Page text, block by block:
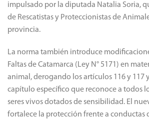
impulsado por la diputada Natalia Soria,
de Rescatistas y Proteccionistas de
provincia.
La norma también introduce
Faltas de Catamarca (Ley N° 5171) en
animal, derogando los artículos 116 y 117
capítulo específico que reconoce a todos
seres vivos dotados de sensibilidad. El
fortalece la protección frente a conductas